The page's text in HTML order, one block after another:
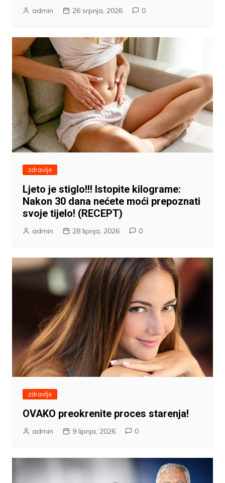
admin 26 srpnja, 2026 0
zdravlje
Ljeto je stiglo!!! Istopite kilograme:
Nakon 30 dana nećete moći prepoznati
svoje tijelo! (RECEPT)
admin 28 lipnja, 2026 0
zdravlje
OVAKO preokrenite proces starenja!
admin 9 lipnja, 2026 0